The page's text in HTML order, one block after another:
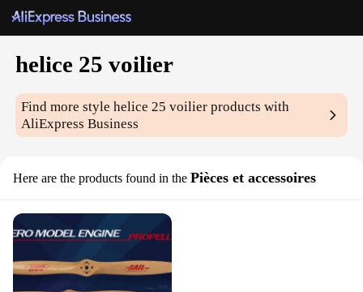
helice 25 voilier
Find more stylehelice 25 voilier products with
AliExpress Business
Here are the products found in the Pièces et accessoires